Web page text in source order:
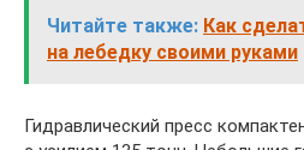
Читайте также: Как
на лебедку своими руками
Гидравлический пресс